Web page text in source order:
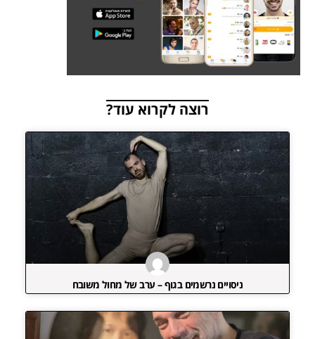
רוצה לקרוא עוד?
ניסויים נרשמים בגוף – ערב של מחול משובח